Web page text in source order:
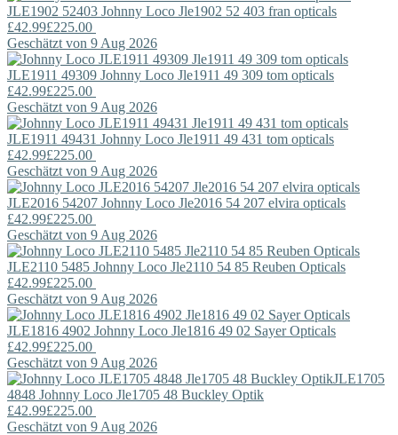
JLE1902 52403 Johnny Loco Jle1902 52 403 fran opticals
£42.99£225.00
Geschätzt von 9 Aug 2026
JLE1911 49309 Johnny Loco Jle1911 49 309 tom opticals
£42.99£225.00
Geschätzt von 9 Aug 2026
JLE1911 49431 Johnny Loco Jle1911 49 431 tom opticals
£42.99£225.00
Geschätzt von 9 Aug 2026
JLE2016 54207 Johnny Loco Jle2016 54 207 elvira opticals
£42.99£225.00
Geschätzt von 9 Aug 2026
JLE2110 5485 Johnny Loco Jle2110 54 85 Reuben Opticals
£42.99£225.00
Geschätzt von 9 Aug 2026
JLE1816 4902 Johnny Loco Jle1816 49 02 Sayer Opticals
£42.99£225.00
Geschätzt von 9 Aug 2026
JLE1705
4848 Johnny Loco Jle1705 48 Buckley Optik
£42.99£225.00
Geschätzt von 9 Aug 2026